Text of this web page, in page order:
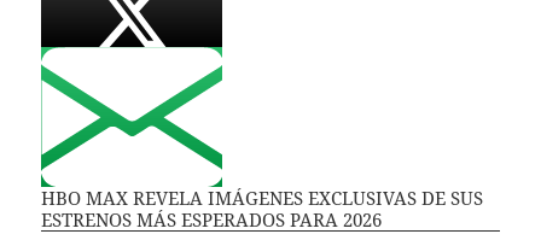
HBO MAX REVELA IMÁGENES EXCLUSIVAS DE SUS
ESTRENOS MÁS ESPERADOS PARA 2026